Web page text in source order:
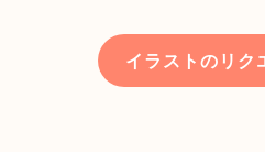
イラストのリク